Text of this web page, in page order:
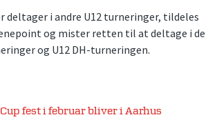
deltager i andre U12 turneringer, tildeles
og mister retten til at deltage i de
og U12 DH-turneringen.
fest i februar bliver i Aarhus